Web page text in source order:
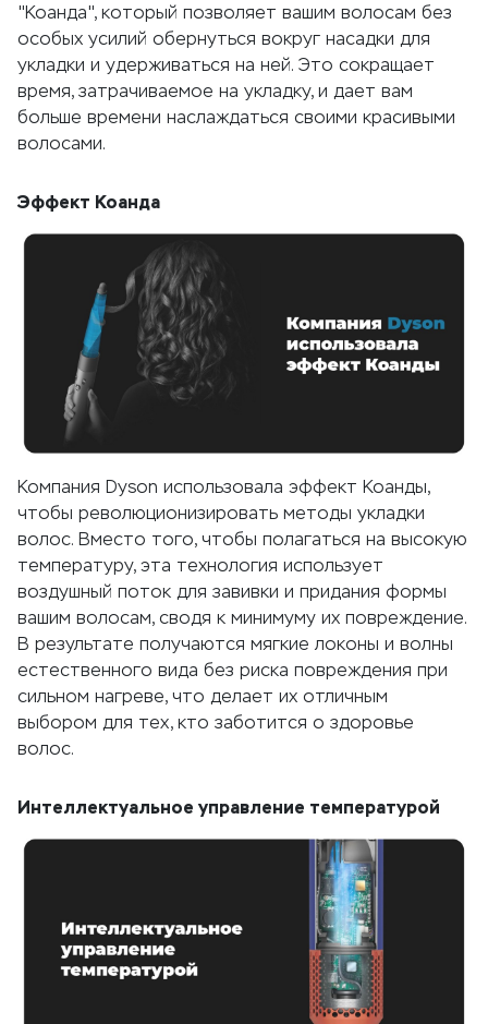
"Коанда", который позволяет вашим волосам без
особых усилий обернуться вокруг насадки для
укладки и удерживаться на ней. Это сокращает
время, затрачиваемое на укладку, и дает вам
больше времени наслаждаться своими красивыми
волосами.
Эффект Коанда
Компания Dyson использовала эффект Коанды,
чтобы революционизировать методы укладки
волос. Вместо того, чтобы полагаться на высокую
температуру, эта технология использует
воздушный поток для завивки и придания формы
вашим волосам, сводя к минимуму их повреждение.
В результате получаются мягкие локоны и волны
естественного вида без риска повреждения при
сильном нагреве, что делает их отличным
выбором для тех, кто заботится о здоровье
волос.
Интеллектуальное управление температурой